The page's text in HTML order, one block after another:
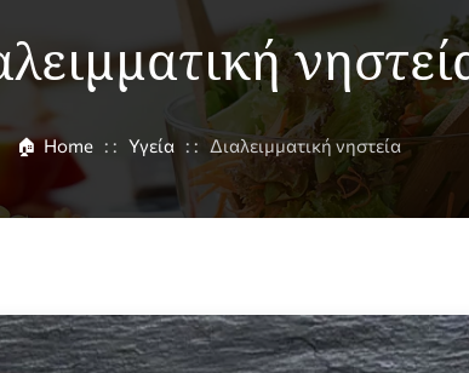
🏠Home : : Υγεία : : Διαλειμματική νηστεία